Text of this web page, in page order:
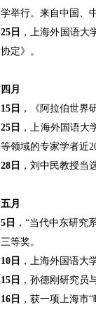
学举行。来自中国、
25 日 ，上海外国语
协定》。
四月
15 日 ，《阿拉伯世界
25 日 ，上海外国语大
等领域的专家学者近
28 日 ，刘中民教授当
五月
5 日 ，“当代中东研究
三等奖。
10 日 ， 上海外国语大
15 日 ，孙德刚研究员
16 日 ，获一项上海市“